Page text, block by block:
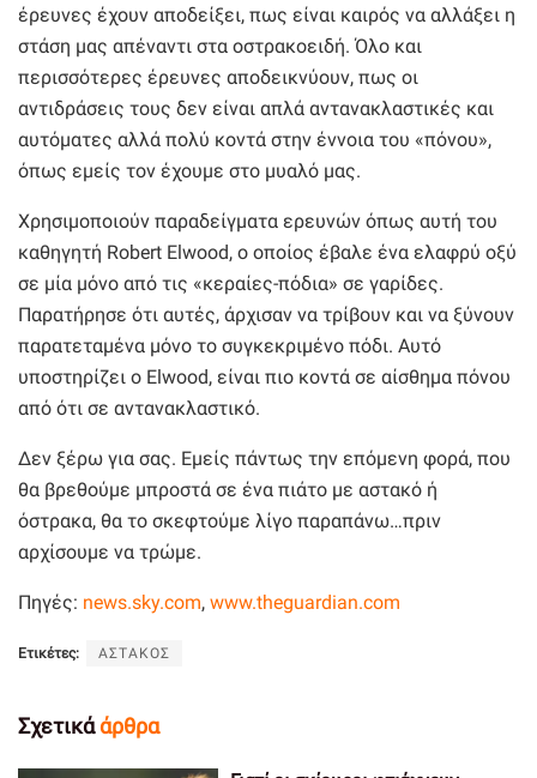
έρευνες έχουν αποδείξει, πως είναι καιρός να αλλάξει η
στάση μας απέναντι στα οστρακοειδή. Όλο και
περισσότερες έρευνες αποδεικνύουν, πως οι
αντιδράσεις τους δεν είναι απλά αντανακλαστικές και
αυτόματες αλλά πολύ κοντά στην έννοια του «πόνου»,
όπως εμείς τον έχουμε στο μυαλό μας.
Χρησιμοποιούν παραδείγματα ερευνών όπως αυτή του
καθηγητή Robert Elwood, ο οποίος έβαλε ένα ελαφρύ οξύ
σε μία μόνο από τις «κεραίες-πόδια» σε γαρίδες.
Παρατήρησε ότι αυτές, άρχισαν να τρίβουν και να ξύνουν
παρατεταμένα μόνο το συγκεκριμένο πόδι. Αυτό
υποστηρίζει ο Elwood, είναι πιο κοντά σε αίσθημα πόνου
από ότι σε αντανακλαστικό.
Δεν ξέρω για σας. Εμείς πάντως την επόμενη φορά, που
θα βρεθούμε μπροστά σε ένα πιάτο με αστακό ή
όστρακα, θα το σκεφτούμε λίγο παραπάνω…πριν
αρχίσουμε να τρώμε.
Πηγές: news.sky.com, www.theguardian.com
Ετικέτες: ΑΣΤΑΚΟΣ
Σχετικάάρθρα